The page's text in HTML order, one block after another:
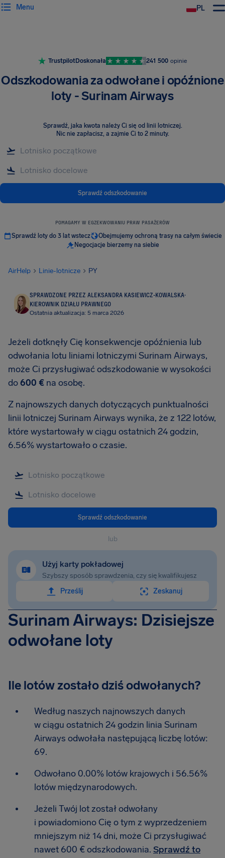
PL
Menu
TrustpilotDoskonała 241 500 opinie
Odszkodowania za odwołane i opóźnione
loty - Surinam Airways
Sprawdź, jaka kwota należy Ci się od linii lotniczej.
Nic nie zapłacisz, a zajmie Ci to 2 minuty.
Sprawdź odszkodowanie
POMAGAMY W EGZEKWOWANIU PRAW PASAŻERÓW
Sprawdź loty do 3 lat wstecz
Obejmujemy ochroną trasy na całym świecie
Negocjacje bierzemy na siebie
AirHelp Linie-lotnicze PY
SPRAWDZONE PRZEZ ALEKSANDRA KASIEWICZ-KOWALSKA·
KIEROWNIK DZIAŁU PRAWNEGO
Ostatnia aktualizacja: 5 marca 2026
Jeżeli dotknęły Cię konsekwencje opóźnienia lub
odwołania lotu liniami lotniczymi Surinam Airways,
może Ci przysługiwać odszkodowanie w wysokości
do600 € na osobę.
Z najnowszych danych dotyczących punktualności
linii lotniczej Surinam Airways wynika, że z 122 lotów,
które wystartowały w ciągu ostatnich 24 godzin,
6.56% wystartowało o czasie.
Sprawdź odszkodowanie
lub
Użyj karty pokładowej
Szybszy sposób sprawdzenia, czy się kwalifikujesz
Prześlij
Zeskanuj
Surinam Airways: Dzisiejsze
odwołane loty
Ile lotów zostało dziś odwołanych?
Według naszych najnowszych danych
w ciągu ostatnich 24 godzin linia Surinam
Airways odwołała następującą liczbę lotów:
69.
Odwołano 0.00% lotów krajowych i 56.56%
lotów międzynarodowych.
Jeżeli Twój lot został odwołany
i powiadomiono Cię o tym z wyprzedzeniem
mniejszym niż 14 dni, może Ci przysługiwać
nawet 600 € odszkodowania. Sprawdź to